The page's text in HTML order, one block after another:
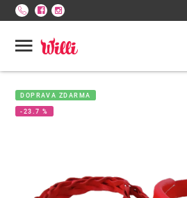
DOPRAVA ZDARMA
-23.7 %